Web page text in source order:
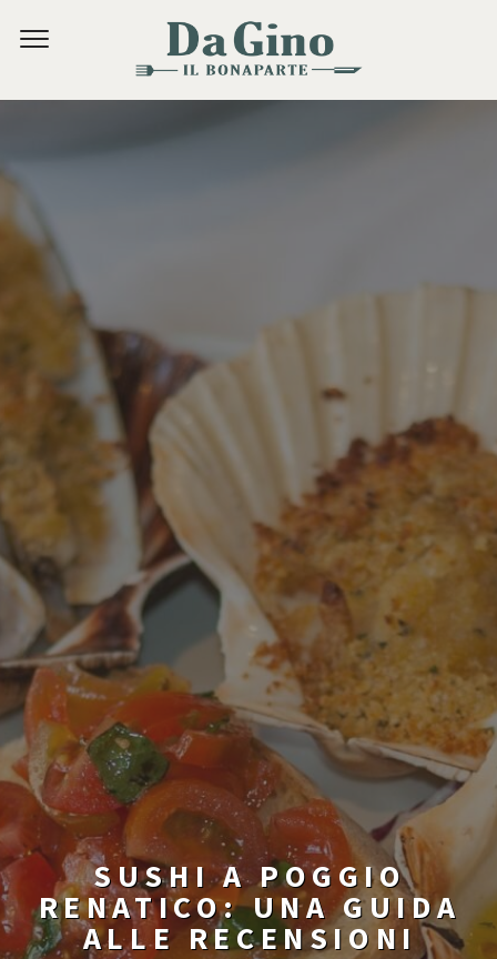
SUSHI A POGGIO
RENATICO: UNA GUIDA
ALLE RECENSIONI